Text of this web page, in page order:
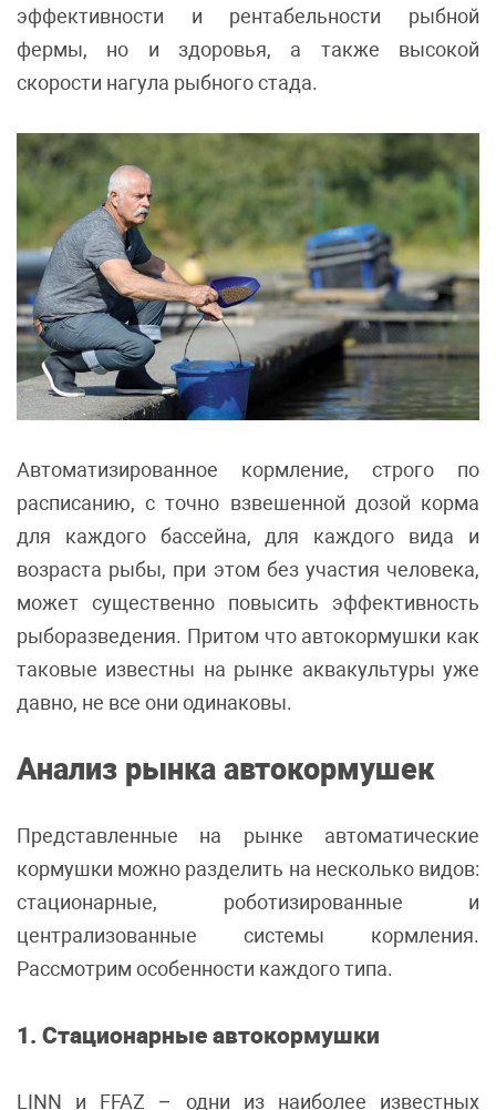
эффективности и рентабельности рыбной
фермы, но и здоровья, а также высокой
скорости нагула рыбного стада.
Автоматизированное кормление, строго по
расписанию, с точно взвешенной дозой корма
для каждого бассейна, для каждого вида и
возраста рыбы, при этом без участия человека,
может существенно повысить эффективность
рыборазведения. Притом что автокормушки как
таковые известны на рынке аквакультуры уже
давно, не все они одинаковы.
Анализ рынка автокормушек
Представленные на рынке автоматические
кормушки можно разделить на несколько видов:
стационарные, роботизированные и
централизованные системы кормления.
Рассмотрим особенности каждого типа.
1. Стационарные автокормушки
LINN и FFAZ – одни из наиболее известных